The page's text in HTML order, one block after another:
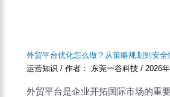
外贸平台优化怎么做？从策略规划到安全
运营知识 / 作者： 东莞一谷科技/2026
外贸平台是企业开拓国际市场的重